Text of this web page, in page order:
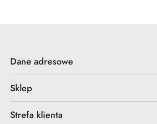
Dane adresowe
Sklep
Strefa klienta